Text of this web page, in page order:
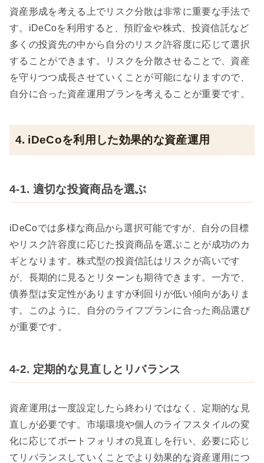
資産形成を考える上でリスク分散は非常に重要な手法で
す。iDeCoを利用すると、預貯金や株式、投資信託など
多くの投資先の中から自分のリスク許容度に応じて選択
することができます。リスクを分散させることで、資産
を守りつつ成長させていくことが可能になりますので、
自分に合った資産運用プランを考えることが重要です。
4. iDeCoを利用した効果的な資産運用
4-1. 適切な投資商品を選ぶ
iDeCoでは多様な商品から選択可能ですが、自分の目標
やリスク許容度に応じた投資商品を選ぶことが成功のカ
ギとなります。株式型の投資信託はリスクが高いです
が、長期的に見るとリターンも期待できます。一方で、
債券型は安定性がありますが利回りが低い傾向がありま
す。このように、自分のライフプランに合った商品選び
が重要です。
4-2. 定期的な見直しとリバランス
資産運用は一度設定したら終わりではなく、定期的な見
直しが必要です。市場環境や個人のライフスタイルの変
化に応じてポートフォリオの見直しを行い、必要に応じ
てリバランスしていくことでより効果的な資産運用につ